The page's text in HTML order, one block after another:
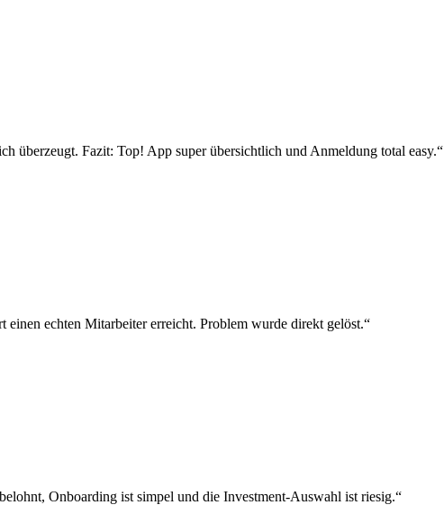
überzeugt. Fazit: Top! App super übersichtlich und Anmeldung total easy.“
einen echten Mitarbeiter erreicht. Problem wurde direkt gelöst.“
Onboarding ist simpel und die Investment-Auswahl ist riesig.“